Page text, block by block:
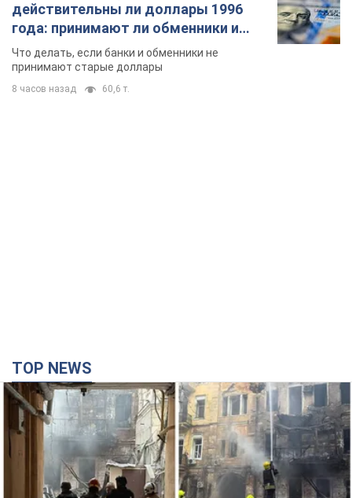
действительны ли доллары 1996
года: принимают ли обменники и
банки такие купюры
Что делать, если банки и обменники не
принимают старые доллары
8 часов назад 60,6 т.
TOP NEWS